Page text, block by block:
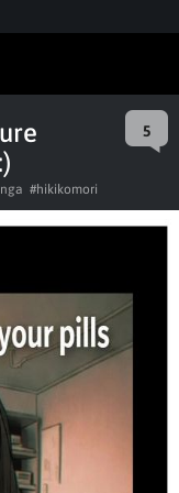
5
#hikikomori